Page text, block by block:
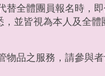
替全體團員報名時，
並皆視為本人及全
物品之服務，請參與